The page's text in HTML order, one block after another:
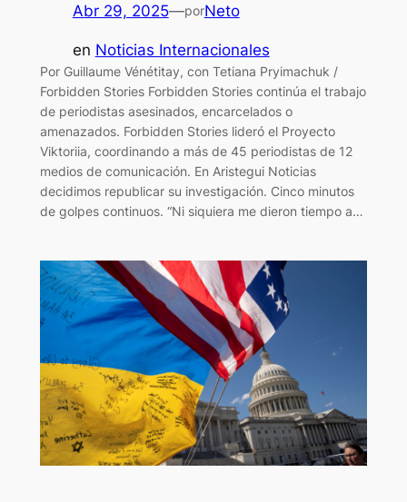
Abr 29, 2025—porNeto
en Noticias Internacionales
Por Guillaume Vénétitay, con Tetiana Pryimachuk /
Forbidden Stories Forbidden Stories continúa el trabajo
de periodistas asesinados, encarcelados o
amenazados. Forbidden Stories lideró el Proyecto
Viktoriia, coordinando a más de 45 periodistas de 12
medios de comunicación. En Aristegui Noticias
decidimos republicar su investigación. Cinco minutos
de golpes continuos. “Ni siquiera me dieron tiempo a…